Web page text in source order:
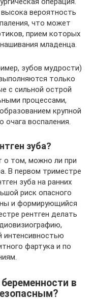
вероятность
что может
прием которых
младенца.
зубов мудрости)
только
с сильной острой
процессами,
крупной
очага воспаления.
зуба?
о том, можно ли при
В первом триместре
зуба на ранних
риск опасного
и формирующийся
рентген делать
интенсивностью
фартука и по
в